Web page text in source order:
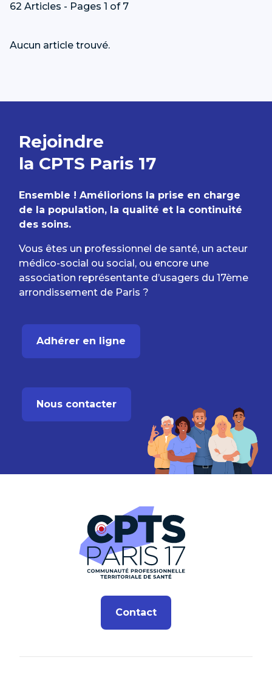
62 Articles - Pages 1 of 7
Aucun article trouvé.
Rejoindre
la CPTS Paris 17
Ensemble ! Améliorions la prise en charge
de la population, la qualité et la continuité
des soins.
Vous êtes un professionnel de santé, un acteur
médico-social ou social, ou encore une
association représentante d’usagers du 17ème
arrondissement de Paris ?
Adhérer en ligne
Nous contacter
Contact